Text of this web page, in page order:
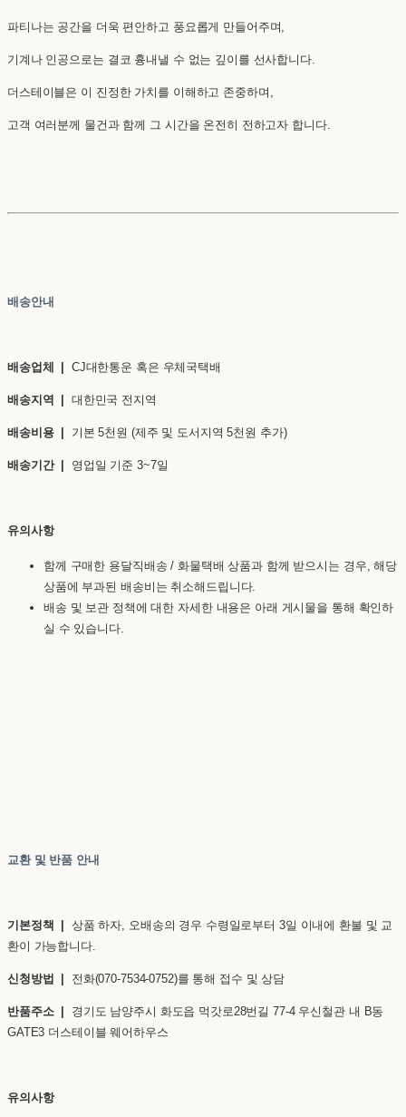
파티나는 공간을 더욱 편안하고 풍요롭게 만들어주며,
기계나 인공으로는 결코 흉내낼 수 없는 깊이를 선사합니다.
더스테이블은 이 진정한 가치를 이해하고 존중하며,
고객 여러분께 물건과 함께 그 시간을 온전히 전하고자 합니다.
배송안내
배송업체 | CJ대한통운 혹은 우체국택배
배송지역 | 대한민국 전지역
배송비용 | 기본 5천원 (제주 및 도서지역 5천원 추가)
배송기간 | 영업일 기준 3~7일
유의사항
함께 구매한 용달직배송 / 화물택배 상품과 함께 받으시는 경우, 해당
상품에 부과된 배송비는 취소해드립니다.
배송 및 보관 정책에 대한 자세한 내용은 아래 게시물을 통해 확인하
실 수 있습니다.
교환 및 반품 안내
기본정책 | 상품 하자, 오배송의 경우 수령일로부터 3일 이내에 환불 및 교
환이 가능합니다.
신청방법 | 전화(070-7534-0752)를 통해 접수 및 상담
반품주소 | 경기도 남양주시 화도읍 먹갓로28번길 77-4 우신철관 내 B동
GATE3 더스테이블 웨어하우스
유의사항